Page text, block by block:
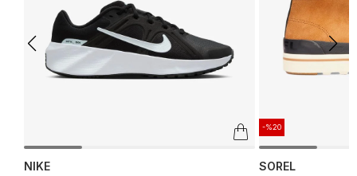
NIKE
-%20
SOREL